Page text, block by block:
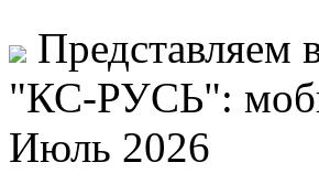
"КС-РУСЬ":
Июль 2026